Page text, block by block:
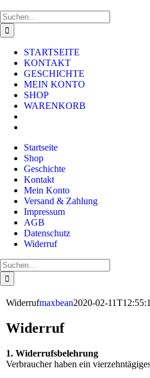
Inhalt
springen
Suche
nach:
STARTSEITE
KONTAKT
GESCHICHTE
MEIN KONTO
SHOP
WARENKORB
Startseite
Shop
Geschichte
Kontakt
Mein Konto
Versand & Zahlung
Impressum
AGB
Datenschutz
Widerruf
Suche
nach:
Widerrufmaxbean2020-02-
Widerruf
1. Widerrufsbelehrung
Verbraucher haben ein